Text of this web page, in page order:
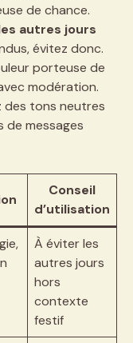
de chance.
autres jours
évitez donc.
porteuse de
modération.
des tons neutres
messages
Conseil
d’utilisation
À éviter les
autres jours
hors
contexte
festif